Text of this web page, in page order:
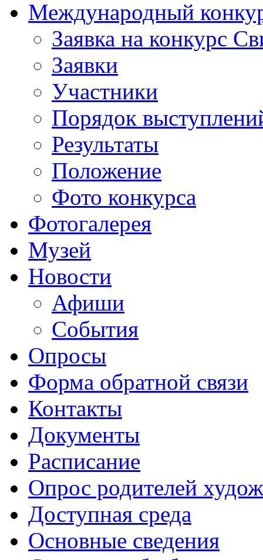
Международный
Заявка на конкурс
Заявки
Участники
Порядок
Результаты
Положение
Фото конкурса
Фотогалерея
Музей
Новости
Афиши
События
Опросы
Форма обратной связи
Контакты
Документы
Расписание
Опрос родителей
Доступная среда
Основные сведения